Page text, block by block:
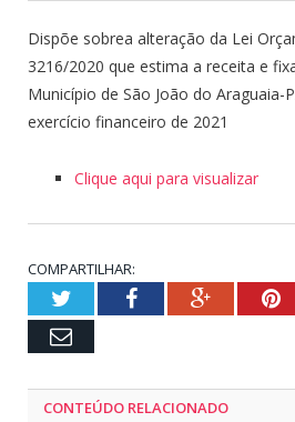
Dispõe sobrea alteração da Lei
3216/2020 que estima a receita e
Município de São João do Araguaia-
exercício financeiro de 2021
Clique aqui para visualizar
COMPARTILHAR:
TwitterFacebookGoogle+
Email
CONTEÚDO RELACIONADO